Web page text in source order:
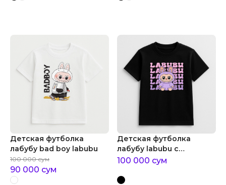
Детская футболка
лабубу bad boy labubu
100 000 сум
90 000 сум
Детская футболка
лабубу labubu с
надписями
100 000 сум